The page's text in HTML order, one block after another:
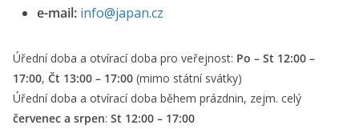
e-mail: info@japan.cz
Úřední doba a otvírací doba pro veřejnost: Po – St 12:00 –
17:00, Čt 13:00 – 17:00 (mimo státní svátky)
Úřední doba a otvírací doba během prázdnin, zejm. celý
červenec a srpen: St 12:00 – 17:00